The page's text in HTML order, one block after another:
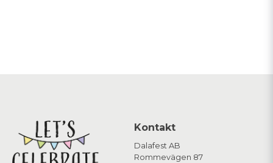
Kontakt
Dalafest AB
Rommevägen 87